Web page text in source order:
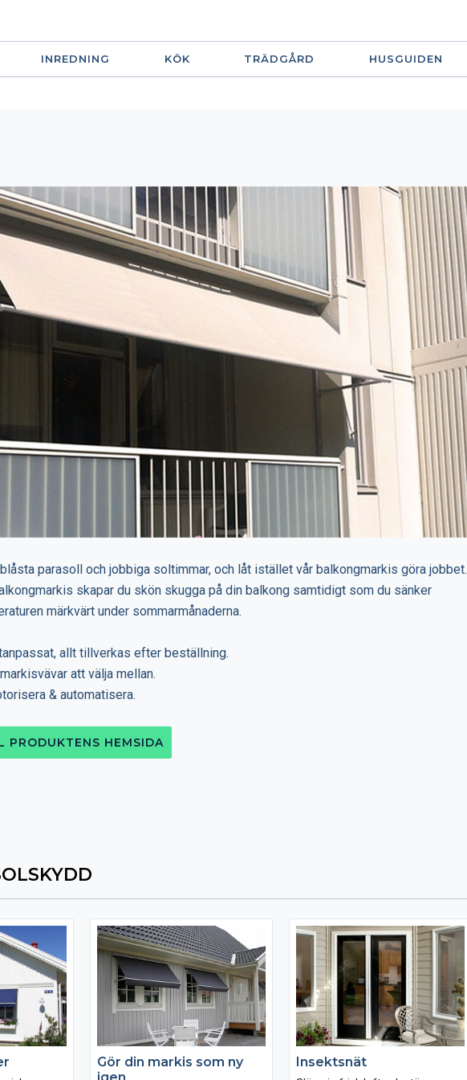
INREDNING KÖK TRÄDGÅRD HUSGUIDEN
parasoll och jobbiga soltimmar, och låt istället vår balkongmarkis göra jobbet.
skapar du skön skugga på din balkong samtidigt som du sänker
märkvärt under sommarmånaderna.
allt tillverkas efter beställning.
att välja mellan.
& automatisera.
PRODUKTENS HEMSIDA
Gör din markis som ny
Insektsnät